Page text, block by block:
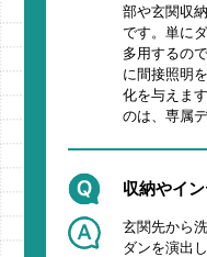
部や玄関収
です。単に
多用するの
に間接照明
化を与えま
のは、専属
収納やイ
玄関先から
ダンを演出